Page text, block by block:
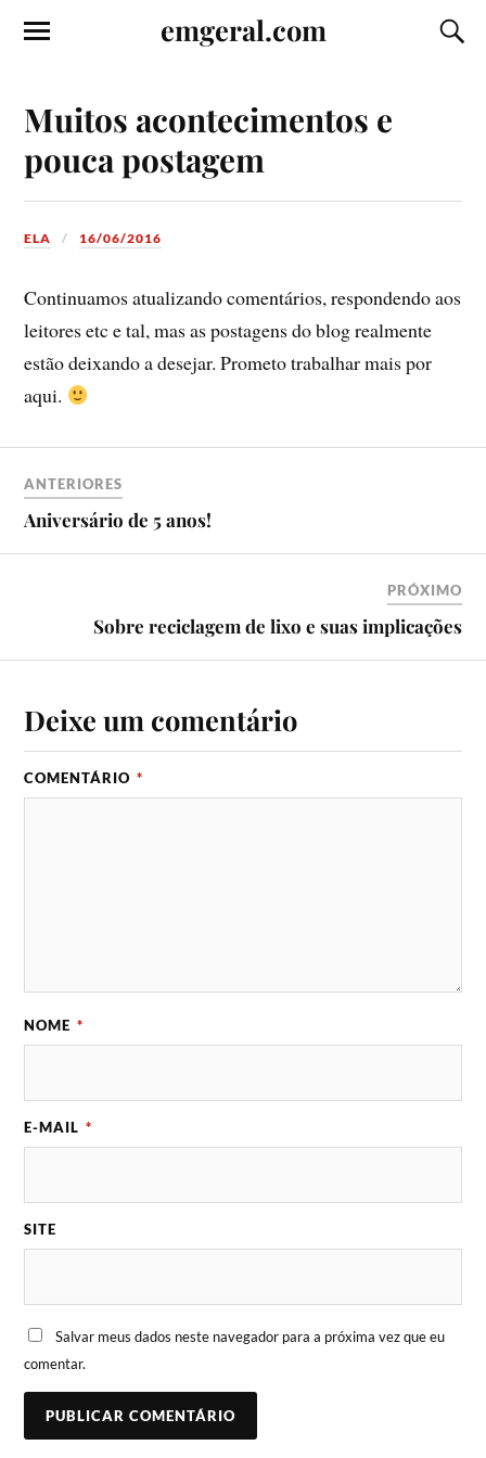
emgeral.com
Muitos acontecimentos e
pouca postagem
ELA 16/06/2016
Continuamos atualizando comentários, respondendo aos
leitores etc e tal, mas as postagens do blog realmente
estão deixando a desejar. Prometo trabalhar mais por
aqui.
ANTERIORES
Aniversário de 5 anos!
PRÓXIMO
Sobre reciclagem de lixo e suas implicações
Deixe um comentário
COMENTÁRIO *
NOME *
E-MAIL *
SITE
Salvar meus dados neste navegador para a próxima vez que eu
comentar.